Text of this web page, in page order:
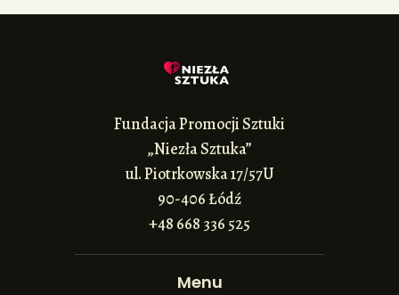
Fundacja Promocji Sztuki
„Niezła Sztuka”
ul. Piotrkowska 17/57U
90-406 Łódź
+48 668 336 525
Menu